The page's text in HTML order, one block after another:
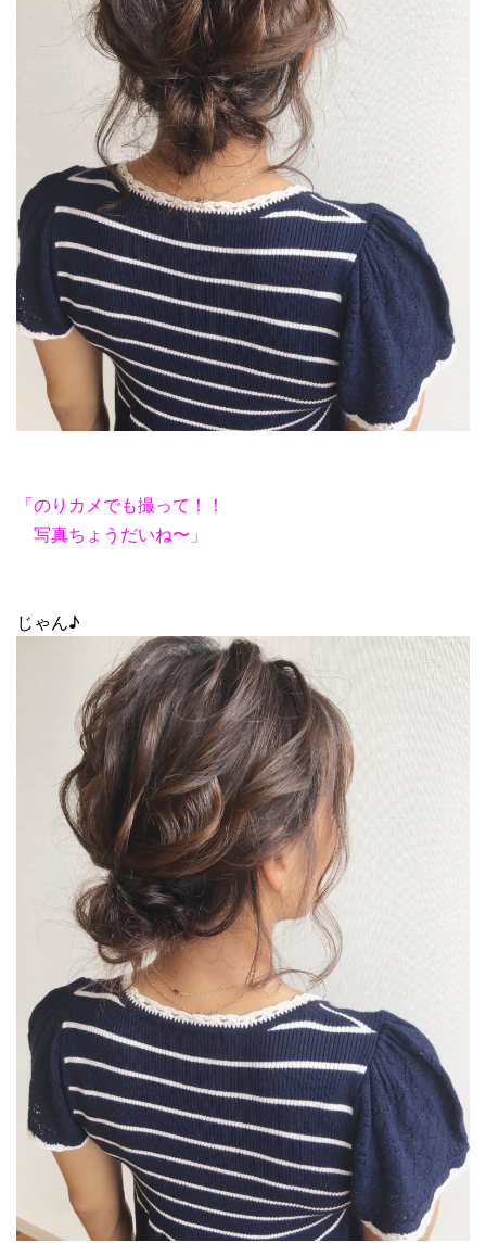
「のりカメでも撮って！！
写真ちょうだいね〜」
じゃん♪